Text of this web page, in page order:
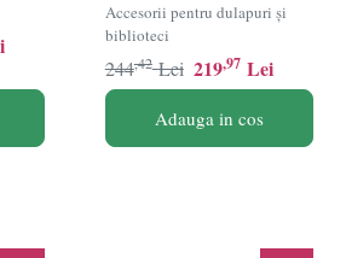
Accesorii pentru dulapuri și
biblioteci
219,97 Lei
244,42 Lei
Adauga in cos